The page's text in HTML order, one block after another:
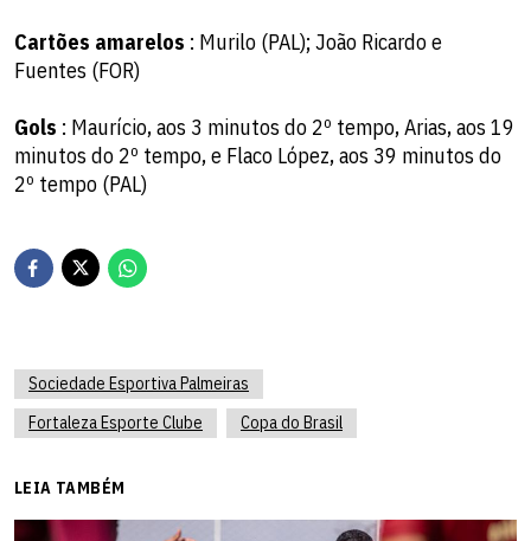
Cartões amarelos : Murilo (PAL); João Ricardo e
Fuentes (FOR)
Gols : Maurício, aos 3 minutos do 2º tempo, Arias, aos 19
minutos do 2º tempo, e Flaco López, aos 39 minutos do
2º tempo (PAL)
Sociedade Esportiva Palmeiras
Fortaleza Esporte Clube
Copa do Brasil
LEIA TAMBÉM